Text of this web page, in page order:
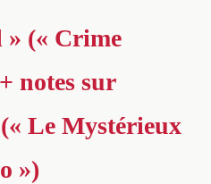
» (« Crime
notes sur
Le Mystérieux
»)